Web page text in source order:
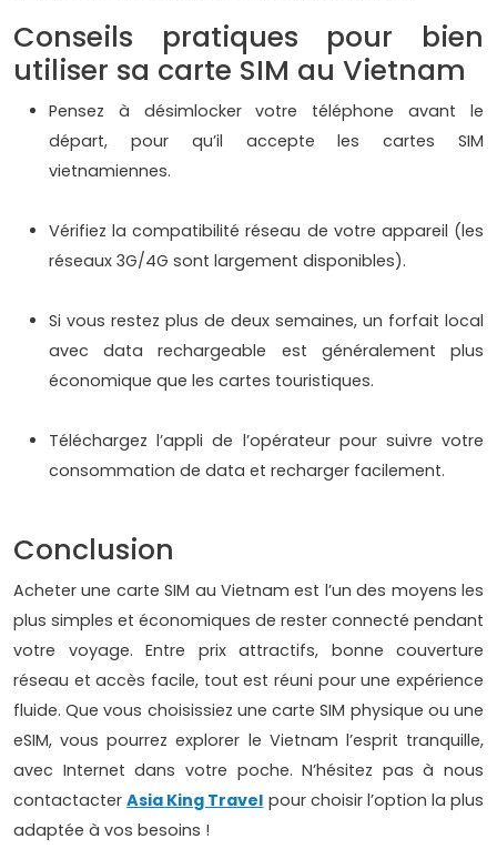
Conseils pratiques pour bien
utiliser sa carte SIM au Vietnam
Pensez à désimlocker votre téléphone avant le
départ, pour qu’il accepte les cartes SIM
vietnamiennes.
Vérifiez la compatibilité réseau de votre appareil (les
réseaux 3G/4G sont largement disponibles).
Si vous restez plus de deux semaines, un forfait local
avec data rechargeable est généralement plus
économique que les cartes touristiques.
Téléchargez l’appli de l’opérateur pour suivre votre
consommation de data et recharger facilement.
Conclusion
Acheter une carte SIM au Vietnam est l’un des moyens les
plus simples et économiques de rester connecté pendant
votre voyage. Entre prix attractifs, bonne couverture
réseau et accès facile, tout est réuni pour une expérience
fluide. Que vous choisissiez une carte SIM physique ou une
eSIM, vous pourrez explorer le Vietnam l’esprit tranquille,
avec Internet dans votre poche. N’hésitez pas à nous
contactacterAsia King Travel pour choisir l’option la plus
adaptée à vos besoins !